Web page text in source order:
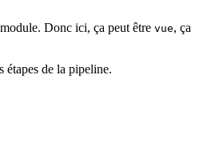
Donc ici, ça peut être vue, ça
de la pipeline.